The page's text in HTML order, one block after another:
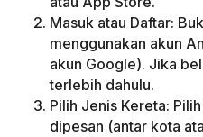
Masuk atau Daftar:
menggunakan akun
akun Google). Jika
terlebih dahulu.
Pilih Jenis Kereta:
dipesan (antar kota